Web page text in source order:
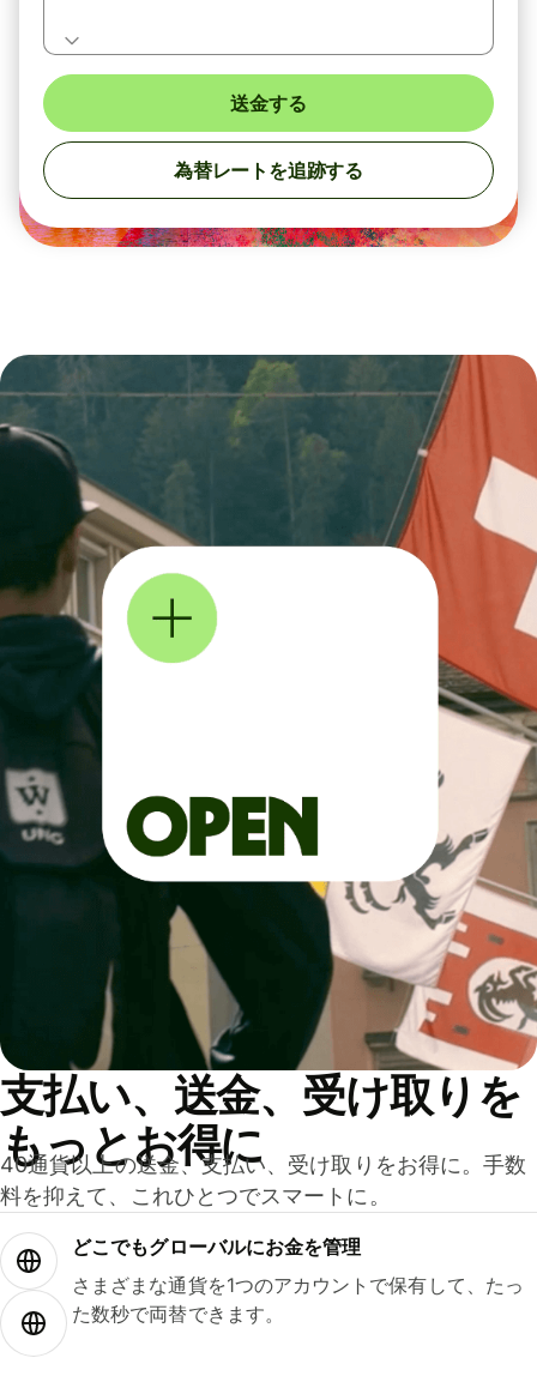
送金する
為替レートを追跡する
支払い、送金、受け取りを
もっとお得に
40通貨以上の送金、支払い、受け取りをお得に。手数
料を抑えて、これひとつでスマートに。
どこでもグ⁠ロ⁠ー⁠バ⁠ルにお金を管理
さまざまな通貨を1つのアカウントで保有して、たっ
た数秒で両替できます。